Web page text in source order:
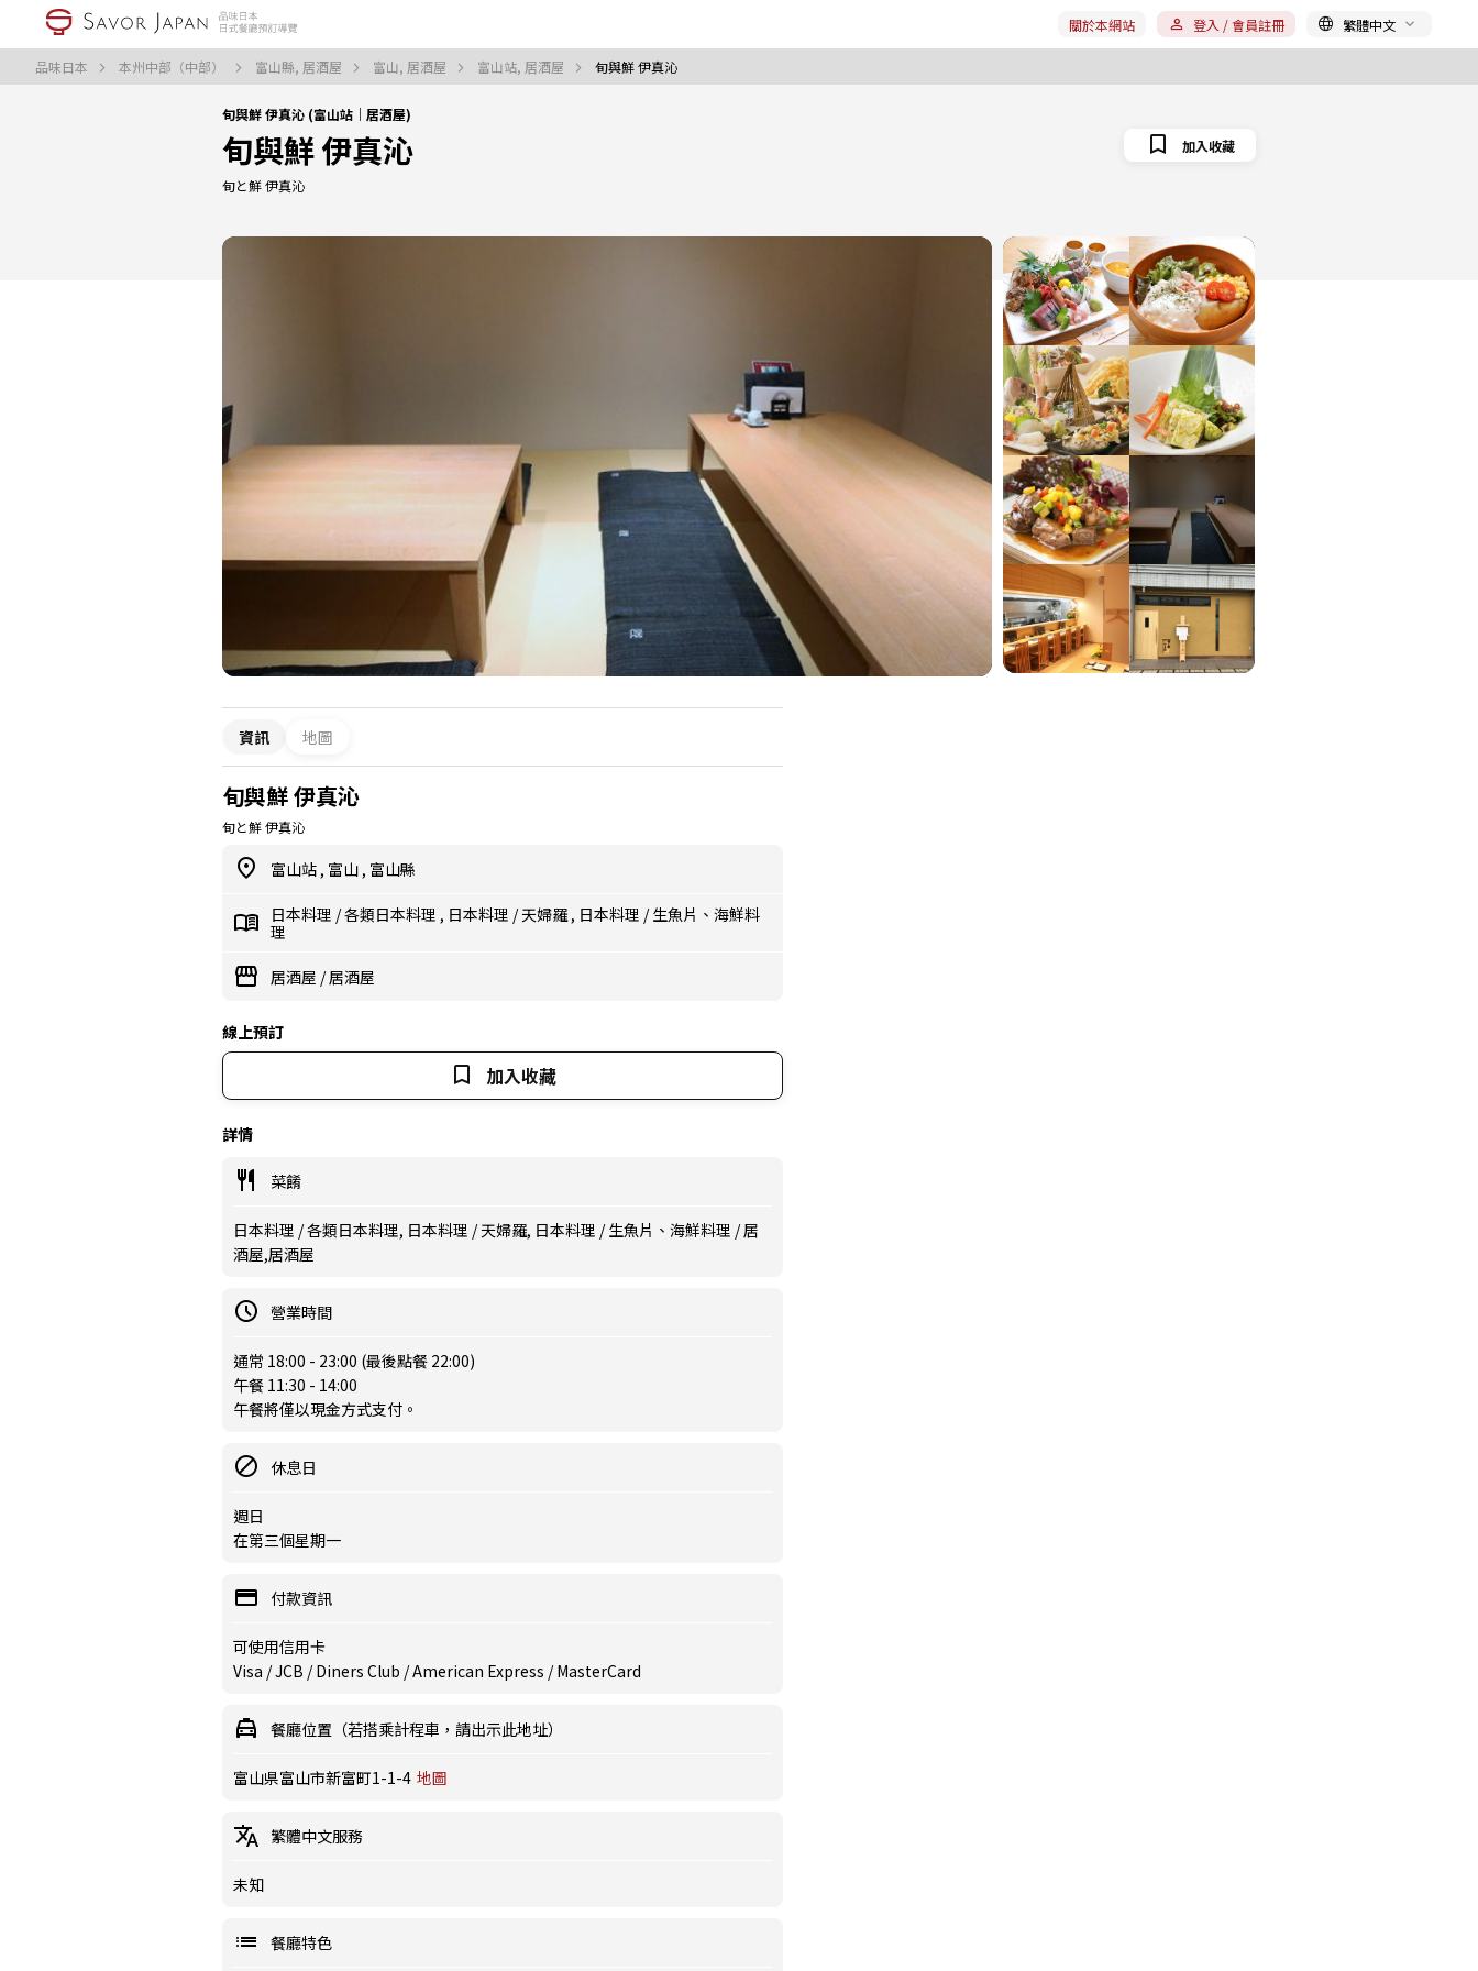
品味日本 本州中部（中部） 富山縣, 居酒屋 富山, 居酒屋 富山站, 居酒屋 旬與鮮 伊真沁
關於本網站 登入 / 會員註冊 繁體中文
旬與鮮 伊真沁 (富山站｜居酒屋)
旬與鮮 伊真沁
旬と鮮 伊真沁
加入收藏
資訊 地圖
旬與鮮 伊真沁
旬と鮮 伊真沁
富山站 , 富山 , 富山縣
日本料理 /各類日本料理 , 日本料理 /天婦羅, 日本料理 /生魚片、海鮮料
理
居酒屋 /居酒屋
線上預訂
加入收藏
詳情
菜餚
日本料理 / 各類日本料理, 日本料理 / 天婦羅, 日本料理 / 生魚片、海鮮料理 / 居
酒屋,居酒屋
營業時間
通常 18:00 - 23:00 (最後點餐 22:00)
午餐 11:30 - 14:00
午餐將僅以現金方式支付。
休息日
週日
在第三個星期一
付款資訊
可使用信用卡
Visa / JCB / Diners Club / American Express / MasterCard
餐廳位置（若搭乘計程車，請出示此地址）
富山県富山市新富町1-1-4 地圖
繁體中文服務
未知
餐廳特色